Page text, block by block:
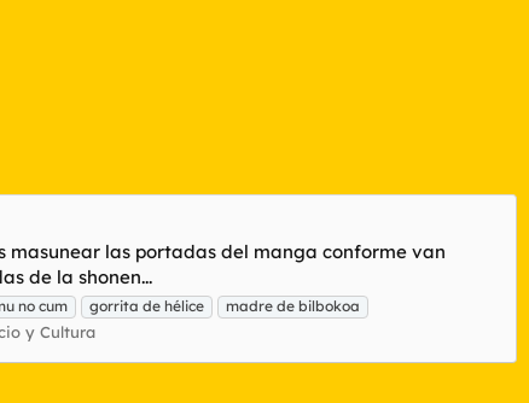
masunear las portadas del manga conforme van
de la shonen...
no cum gorrita de hélice
madre de bilbokoa
y Cultura